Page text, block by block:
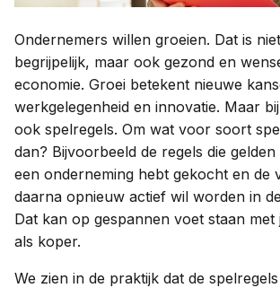
Ondernemers willen groeien. Dat is
begrijpelijk, maar ook gezond en
economie. Groei betekent nieuwe
werkgelegenheid en innovatie. Maar
ook spelregels. Om wat voor soort
dan? Bijvoorbeeld de regels die
een onderneming hebt gekocht en de
daarna opnieuw actief wil worden in
Dat kan op gespannen voet staan
als koper.
We zien in de praktijk dat de